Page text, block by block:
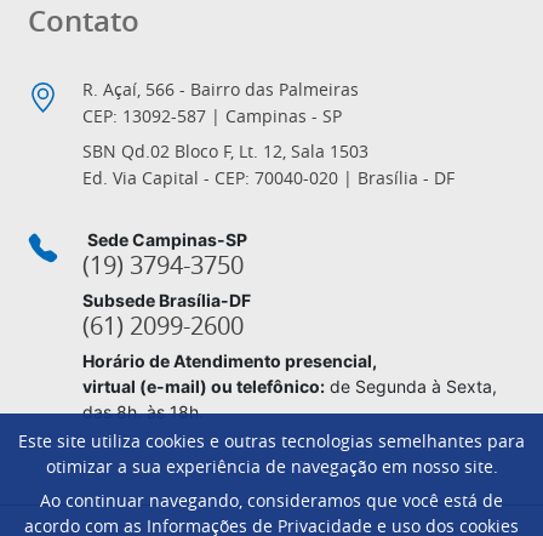
Contato
R. Açaí, 566 - Bairro das Palmeiras
CEP: 13092-587 | Campinas - SP
SBN Qd.02 Bloco F, Lt. 12, Sala 1503
Ed. Via Capital - CEP: 70040-020 | Brasília - DF
Sede Campinas-SP
(19) 3794-3750
Subsede Brasília-DF
(61) 2099-2600
Horário de Atendimento presencial,
virtual (e-mail) ou telefônico: de Segunda à Sexta,
das 8h. às 18h.
Footer
Este site utiliza cookies e outras tecnologias semelhantes para
otimizar a sua experiência de navegação em nosso site.
Ao continuar navegando, consideramos que você está de
acordo com as Informações de Privacidade e uso dos cookies